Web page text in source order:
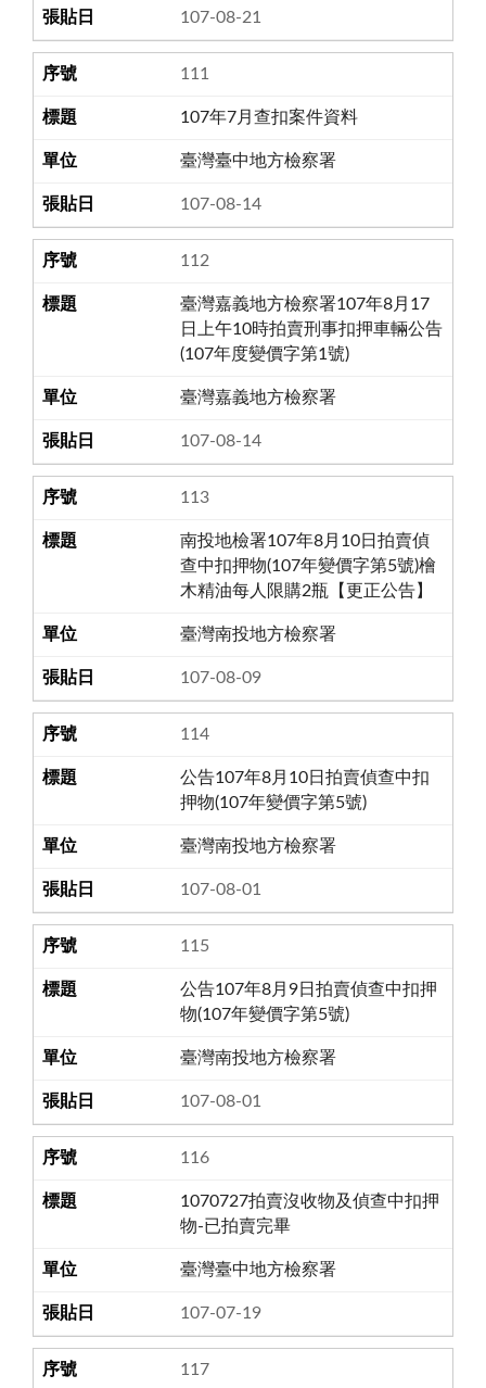
107-08-21
111
107年7月查扣案件資料
臺灣臺中地方檢察署
107-08-14
112
臺灣嘉義地方檢察署107年8月17
日上午10時拍賣刑事扣押車輛公告
(107年度變價字第1號)
臺灣嘉義地方檢察署
107-08-14
113
南投地檢署107年8月10日拍賣偵
查中扣押物(107年變價字第5號)檜
木精油每人限購2瓶【更正公告】
臺灣南投地方檢察署
107-08-09
114
公告107年8月10日拍賣偵查中扣
押物(107年變價字第5號)
臺灣南投地方檢察署
107-08-01
115
公告107年8月9日拍賣偵查中扣押
物(107年變價字第5號)
臺灣南投地方檢察署
107-08-01
116
1070727拍賣沒收物及偵查中扣押
物-已拍賣完畢
臺灣臺中地方檢察署
107-07-19
117